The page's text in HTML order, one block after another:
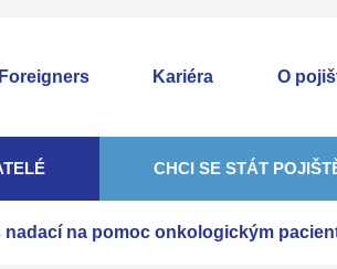
Kariéra O
CHCI SE STÁT
na pomoc onkologickým